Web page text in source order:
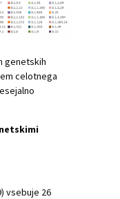
genetskih
celotnega
vsebuje 26